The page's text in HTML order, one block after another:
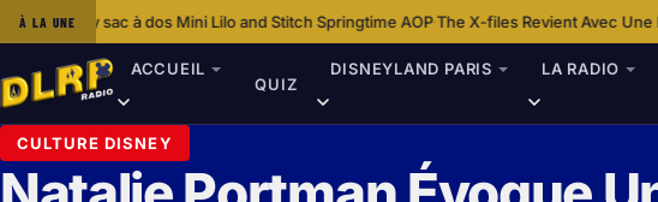
À LA UNE
dos Mini Lilo and Stitch Springtime AOP·The X-files Revient Avec Une Nouvelle
ACCUEIL
QUIZ
DISNEYLAND PARIS LA RADIO
CULTURE DISNEY